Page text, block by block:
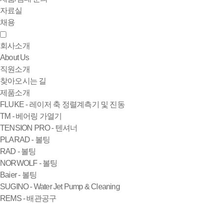
자료실
채용
회사소개
About Us
직원소개
찾아오시는 길
제품소개
FLUKE - 레이저 축 정렬계측기 및 진동
TM - 베어링 가열기
TENSION PRO - 텐셔너
PLARAD - 볼팅
RAD - 볼팅
NORWOLF - 볼팅
Baier - 볼팅
SUGINO - Water Jet Pump & Cleaning
REMS - 배관공구